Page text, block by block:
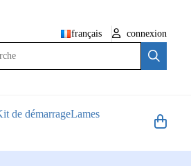
français
connexion
de démarrageLames